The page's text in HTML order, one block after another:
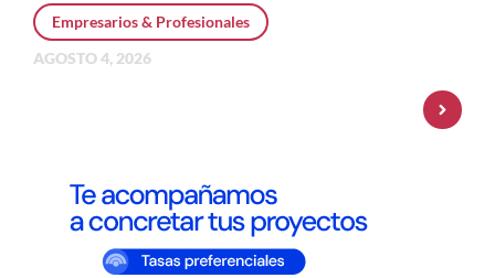
Empresarios & Profesionales
AGOSTO 4, 2026